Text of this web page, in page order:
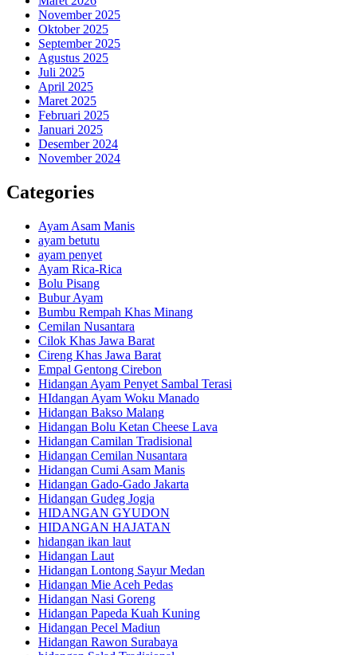
November 2025
Oktober 2025
September 2025
Agustus 2025
Juli 2025
April 2025
Maret 2025
Februari 2025
Januari 2025
Desember 2024
November 2024
Categories
Ayam Asam Manis
ayam betutu
ayam penyet
Ayam Rica-Rica
Bolu Pisang
Bubur Ayam
Bumbu Rempah Khas Minang
Cemilan Nusantara
Cilok Khas Jawa Barat
Cireng Khas Jawa Barat
Empal Gentong Cirebon
Hidangan Ayam Penyet Sambal Terasi
HIdangan Ayam Woku Manado
Hidangan Bakso Malang
Hidangan Bolu Ketan Cheese Lava
Hidangan Camilan Tradisional
Hidangan Cemilan Nusantara
Hidangan Cumi Asam Manis
Hidangan Gado-Gado Jakarta
Hidangan Gudeg Jogja
HIDANGAN GYUDON
HIDANGAN HAJATAN
hidangan ikan laut
Hidangan Laut
Hidangan Lontong Sayur Medan
Hidangan Mie Aceh Pedas
Hidangan Nasi Goreng
Hidangan Papeda Kuah Kuning
Hidangan Pecel Madiun
Hidangan Rawon Surabaya